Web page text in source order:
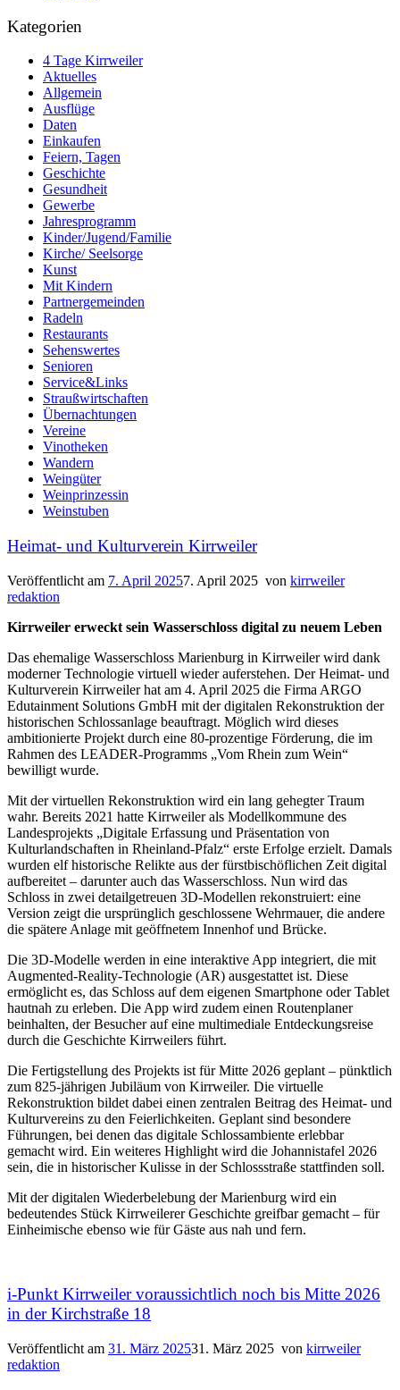
Kategorien
4 Tage Kirrweiler
Aktuelles
Allgemein
Ausflüge
Daten
Einkaufen
Feiern, Tagen
Geschichte
Gesundheit
Gewerbe
Jahresprogramm
Kinder/Jugend/Familie
Kirche/ Seelsorge
Kunst
Mit Kindern
Partnergemeinden
Radeln
Restaurants
Sehenswertes
Senioren
Service&Links
Straußwirtschaften
Übernachtungen
Vereine
Vinotheken
Wandern
Weingüter
Weinprinzessin
Weinstuben
Heimat- und Kulturverein Kirrweiler
Veröffentlicht am 7. April 20257. April 2025 von kirrweiler
redaktion
Kirrweiler erweckt sein Wasserschloss digital zu neuem Leben
Das ehemalige Wasserschloss Marienburg in Kirrweiler wird dank
moderner Technologie virtuell wieder auferstehen. Der Heimat- und
Kulturverein Kirrweiler hat am 4. April 2025 die Firma ARGO
Edutainment Solutions GmbH mit der digitalen Rekonstruktion der
historischen Schlossanlage beauftragt. Möglich wird dieses
ambitionierte Projekt durch eine 80-prozentige Förderung, die im
Rahmen des LEADER-Programms „Vom Rhein zum Wein“
bewilligt wurde.
Mit der virtuellen Rekonstruktion wird ein lang gehegter Traum
wahr. Bereits 2021 hatte Kirrweiler als Modellkommune des
Landesprojekts „Digitale Erfassung und Präsentation von
Kulturlandschaften in Rheinland-Pfalz“ erste Erfolge erzielt. Damals
wurden elf historische Relikte aus der fürstbischöflichen Zeit digital
aufbereitet – darunter auch das Wasserschloss. Nun wird das
Schloss in zwei detailgetreuen 3D-Modellen rekonstruiert: eine
Version zeigt die ursprünglich geschlossene Wehrmauer, die andere
die spätere Anlage mit geöffnetem Innenhof und Brücke.
Die 3D-Modelle werden in eine interaktive App integriert, die mit
Augmented-Reality-Technologie (AR) ausgestattet ist. Diese
ermöglicht es, das Schloss auf dem eigenen Smartphone oder Tablet
hautnah zu erleben. Die App wird zudem einen Routenplaner
beinhalten, der Besucher auf eine multimediale Entdeckungsreise
durch die Geschichte Kirrweilers führt.
Die Fertigstellung des Projekts ist für Mitte 2026 geplant – pünktlich
zum 825-jährigen Jubiläum von Kirrweiler. Die virtuelle
Rekonstruktion bildet dabei einen zentralen Beitrag des Heimat- und
Kulturvereins zu den Feierlichkeiten. Geplant sind besondere
Führungen, bei denen das digitale Schlossambiente erlebbar
gemacht wird. Ein weiteres Highlight wird die Johannistafel 2026
sein, die in historischer Kulisse in der Schlossstraße stattfinden soll.
Mit der digitalen Wiederbelebung der Marienburg wird ein
bedeutendes Stück Kirrweilerer Geschichte greifbar gemacht – für
Einheimische ebenso wie für Gäste aus nah und fern.
i-Punkt Kirrweiler voraussichtlich noch bis Mitte 2026
in der Kirchstraße 18
Veröffentlicht am 31. März 202531. März 2025 von kirrweiler
redaktion